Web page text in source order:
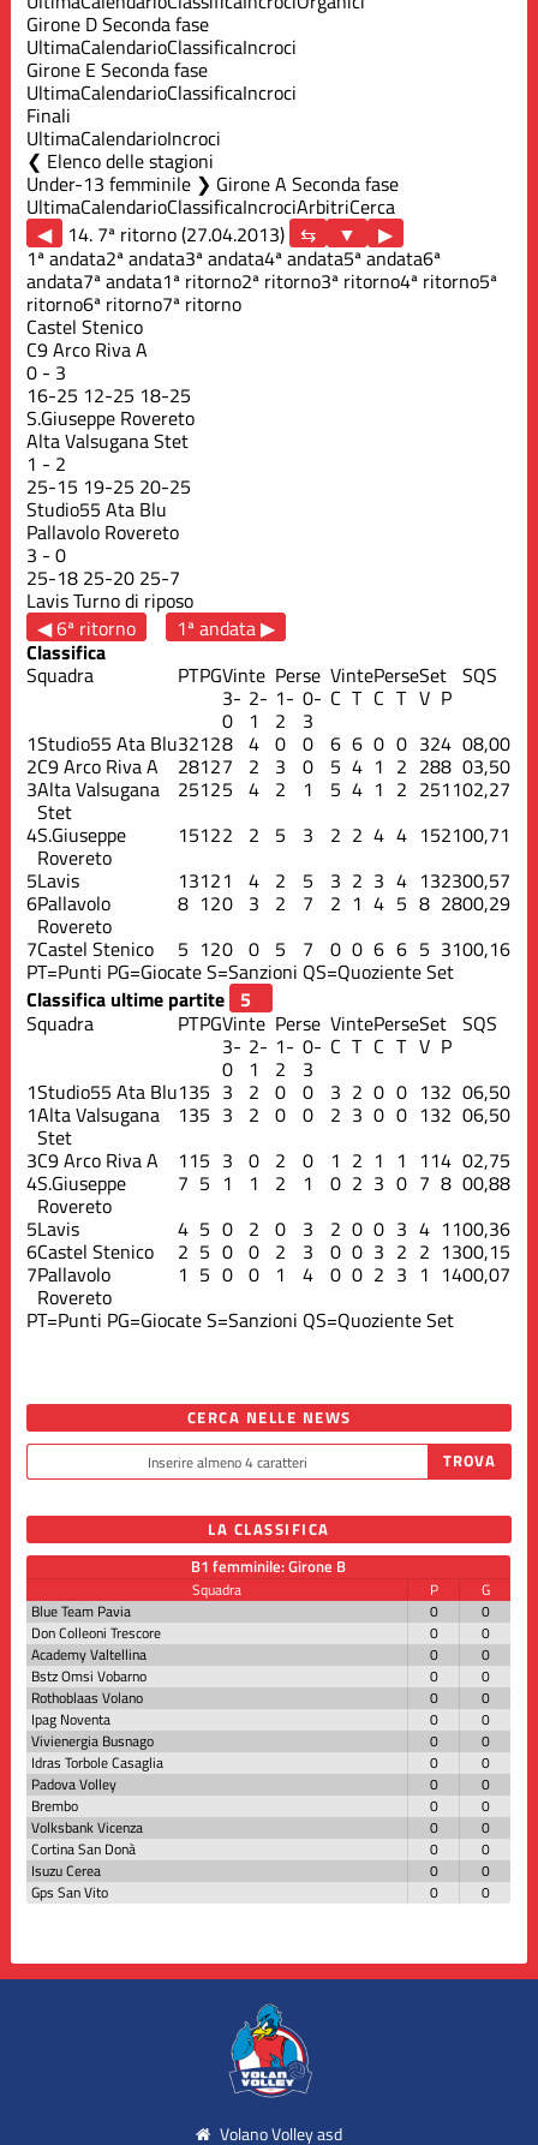
Girone D Seconda fase
UltimaCalendarioClassificaIncroci
Girone E Seconda fase
UltimaCalendarioClassificaIncroci
Finali
UltimaCalendarioIncroci
Elenco delle stagioni
Under-13 femminile ❯ Girone A Seconda fase
UltimaCalendarioClassificaIncrociArbitriCerca
◀
14. 7ª ritorno (27.04.2013)
▶
1ª andata2ª andata3ª andata4ª andata5ª andata6ª
andata7ª andata1ª ritorno2ª ritorno3ª ritorno4ª ritorno5ª
ritorno6ª ritorno7ª ritorno
Castel Stenico
C9 Arco Riva A
0 - 3
16-25 12-25 18-25
S.Giuseppe Rovereto
Alta Valsugana Stet
1 - 2
25-15 19-25 20-25
Studio55 Ata Blu
Pallavolo Rovereto
3 -0
25-18 25-20 25-7
LavisTurno di riposo
◀ 6ª ritorno
1ª andata ▶
Classifica
Squadra PTPGVinte Perse VintePerseSet SQS
3-
0
2-
1
1-
2
0-
3
C T C T V P
1Studio55 Ata Blu32128 4 0 0 6 6 0 0 324 08,00
2C9 Arco Riva A 28127 2 3 0 5 4 1 2 288 03,50
3Alta Valsugana
Stet
25125 4 2 1 5 4 1 2 251102,27
4S.Giuseppe
Rovereto
15122 2 5 3 2 2 4 4 152100,71
5Lavis 13121 4 2 5 3 2 3 4 132300,57
6Pallavolo
Rovereto
8 120 3 2 7 2 1 4 5 8 2800,29
7Castel Stenico 5 120 0 5 7 0 0 6 6 5 3100,16
PT=Punti PG=GiocateS=Sanzioni QS=Quoziente Set
Classifica ultime partite
Squadra
PTPGVinte Perse VintePerseSet SQS
3-
0
2-
1
1-
2
0-
3
C T C T V P
1Studio55 Ata Blu135 3 2 0 0 3 2 0 0 132 06,50
1Alta Valsugana
Stet
135 3 2 0 0 2 3 0 0 132 06,50
3C9 Arco Riva A 115 3 0 2 0 1 2 1 1 114 02,75
4S.Giuseppe
Rovereto
7 5 1 1 2 1 0 2 3 0 7 8 00,88
5Lavis 4 5 0 2 0 3 2 0 0 3 4 1100,36
6Castel Stenico 2 5 0 0 2 3 0 0 3 2 2 1300,15
7Pallavolo
Rovereto
1 5 0 0 1 4 0 0 2 3 1 1400,07
PT=Punti PG=GiocateS=Sanzioni QS=Quoziente Set
CERCA NELLE NEWS
LA CLASSIFICA
B1 femminile: Girone B
Squadra P
G
Blue Team Pavia
0
0
Don Colleoni Trescore
0
0
Academy Valtellina
0
0
Bstz Omsi Vobarno
0
0
Rothoblaas Volano
0
0
Ipag Noventa
0
0
Vivienergia Busnago
0
0
Idras Torbole Casaglia
0
0
Padova Volley
0
0
Brembo
0
0
Volksbank Vicenza
0
0
Cortina San Donà
0
0
Isuzu Cerea
0
0
Gps San Vito
0 0
Volano Volley asd